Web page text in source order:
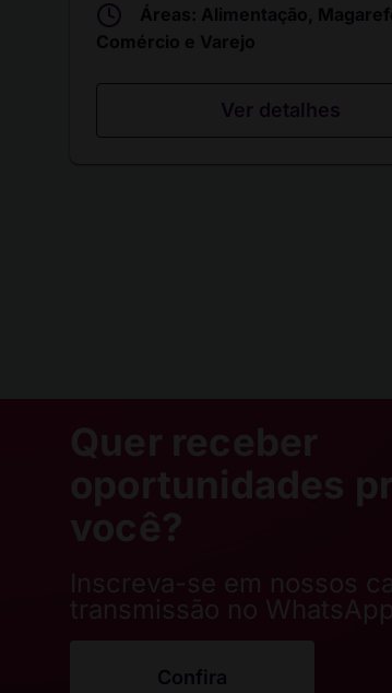
Áreas: Alimentação,
Comércio e Varejo
Ver detalhes
oportunidades
Inscreva-se em nossos
transmissão no
Confira